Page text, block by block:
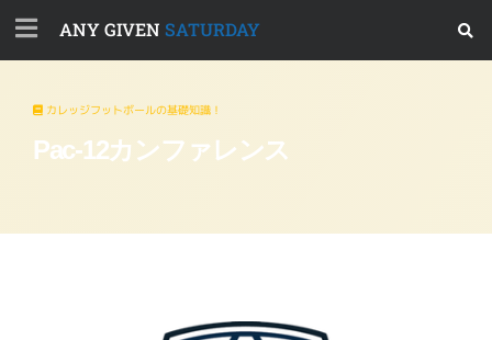
ANY GIVEN SATURDAY
カレッジフットボールの基礎知識！
Pac-12カンファレンス